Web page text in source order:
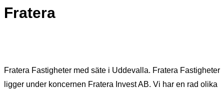
Fratera
Fratera Fastigheter med säte i Uddevalla. Fratera Fastigheter
ligger under koncernen Fratera Invest AB. Vi har en rad olika